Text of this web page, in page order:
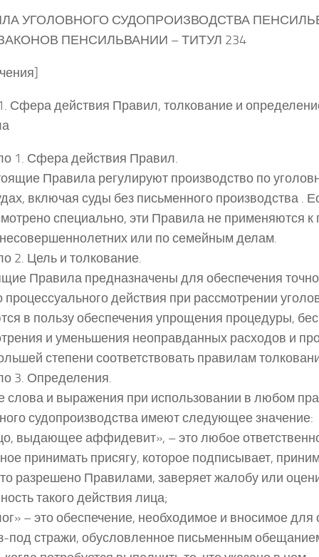
УГОЛОВНОГО СУДОПРОИЗВОДСТВА
ПЕНСИЛЬВАНИИ – ТИТУЛ 234
Сфера действия Правил, толкование и
1. Сфера действия Правил.
Правила регулируют производство по
включая суды без письменного производства .
специально, эти Правила не применяются к
или по семейным делам.
2. Цель и толкование.
Правила предназначены для обеспечения
процессуального действия при рассмотрении
в пользу обеспечения упрощения процедуры,
и уменьшения неоправданных расходов и
степени соответствовать правилам
3. Определения.
слова и выражения при использовании в любом
судопроизводства имеют следующее значение:
выдающее аффидевит», – это любое
принимать присягу, которое подписывает,
разрешено Правилами, заверяет жалобу или
такого действия лица;
– это обеспечение, необходимое и вносимое
под стражи, обусловленное письменным